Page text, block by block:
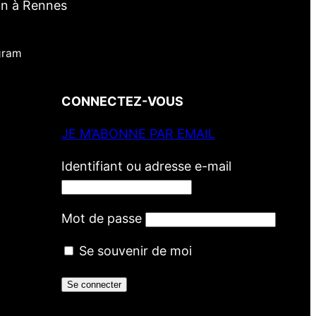
à Rennes
CONNECTEZ-VOUS
JE M’ABONNE PAR EMAIL
Identifiant ou adresse e-mail
Mot de passe
Se souvenir de moi